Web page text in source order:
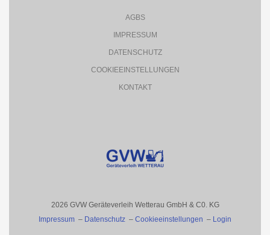
AGBS
IMPRESSUM
DATENSCHUTZ
COOKIEEINSTELLUNGEN
KONTAKT
2026 GVW Geräteverleih Wetterau GmbH & C0. KG
Impressum – Datenschutz – Cookieeinstellungen – Login